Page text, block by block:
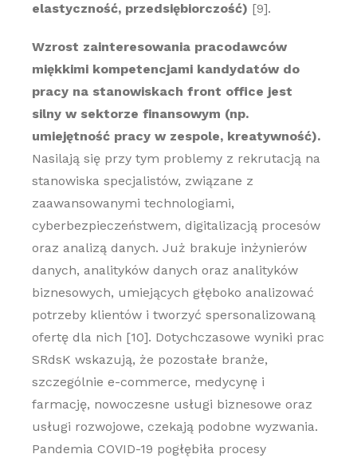
elastyczność, przedsiębiorczość) [9].
Wzrost zainteresowania pracodawców
miękkimi kompetencjami kandydatów do
pracy na stanowiskach front office jest
silny w sektorze finansowym (np.
umiejętność pracy w zespole, kreatywność).
Nasilają się przy tym problemy z rekrutacją na
stanowiska specjalistów, związane z
zaawansowanymi technologiami,
cyberbezpieczeństwem, digitalizacją procesów
oraz analizą danych. Już brakuje inżynierów
danych, analityków danych oraz analityków
biznesowych, umiejących głęboko analizować
potrzeby klientów i tworzyć spersonalizowaną
ofertę dla nich [10]. Dotychczasowe wyniki prac
SRdsK wskazują, że pozostałe branże,
szczególnie e-commerce, medycynę i
farmację, nowoczesne usługi biznesowe oraz
usługi rozwojowe, czekają podobne wyzwania.
Pandemia COVID-19 pogłębiła procesy